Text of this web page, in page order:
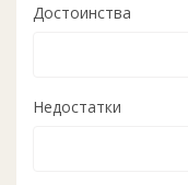
Достоинства
Недостатки